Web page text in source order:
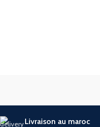
Livraison au maroc